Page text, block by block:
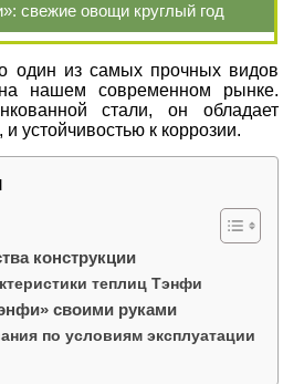
свежие овощи круглый год
один из самых прочных видов
нашем современном рынке.
стали, он обладает
устойчивостью к коррозии.
конструкции
теплиц Тэнфи
своими руками
по условиям эксплуатации